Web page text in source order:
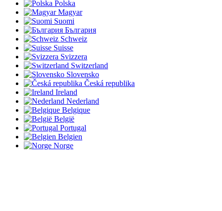
Polska
Magyar
Suomi
България
Schweiz
Suisse
Svizzera
Switzerland
Slovensko
Česká republika
Ireland
Nederland
Belgique
België
Portugal
Belgien
Norge